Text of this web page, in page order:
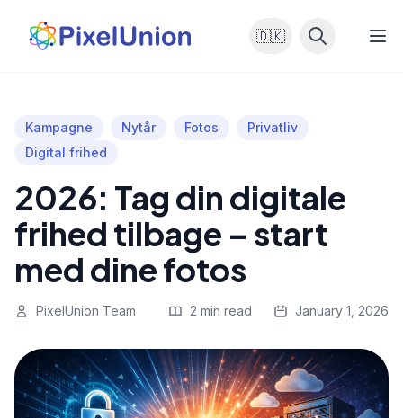
🇩🇰
Kampagne Nytår Fotos
Privatliv
Digital frihed
2026: Tag din digitale
frihed tilbage – start
med dine fotos
PixelUnion Team 2 min read January 1, 2026